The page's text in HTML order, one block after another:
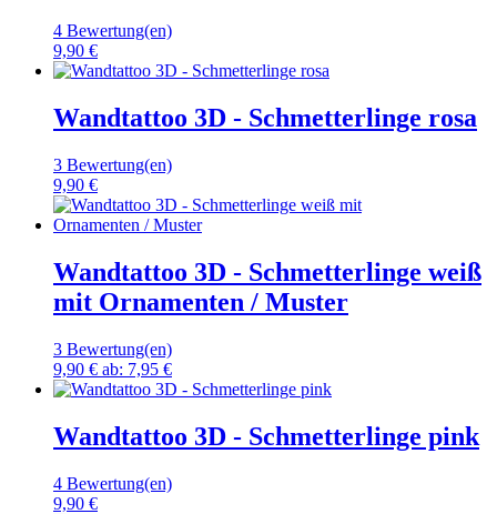
4 Bewertung(en)
9,90 €
Wandtattoo 3D - Schmetterlinge rosa
3 Bewertung(en)
9,90 €
Wandtattoo 3D - Schmetterlinge weiß
mit Ornamenten / Muster
3 Bewertung(en)
9,90 € ab: 7,95 €
Wandtattoo 3D - Schmetterlinge pink
4 Bewertung(en)
9,90 €